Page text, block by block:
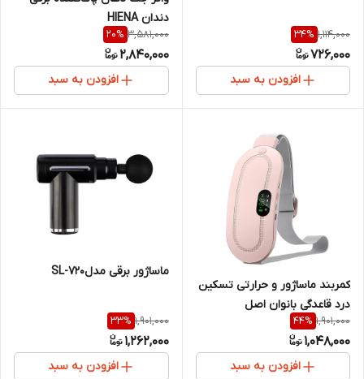
1,114,000
34%
726,000
افزودن به سبد
دندان HIENA
3,581,000
20%
2,840,000
افزودن به سبد
کمربند ماساژور و حرارتی تسکین
درد قاعدگی بانوان اصل
1,901,000
44%
1,048,000
افزودن به سبد
ماساژور برقی مدلSL-720
1,901,000
33%
1,262,000
افزودن به سبد